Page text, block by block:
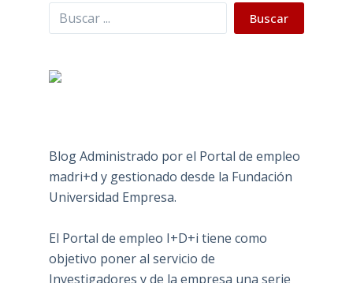
Buscar Buscar
Blog Administrado por el Portal de empleo
madri+d y gestionado desde la Fundación
Universidad Empresa.
El Portal de empleo I+D+i tiene como
objetivo poner al servicio de
Investigadores y de la empresa una serie